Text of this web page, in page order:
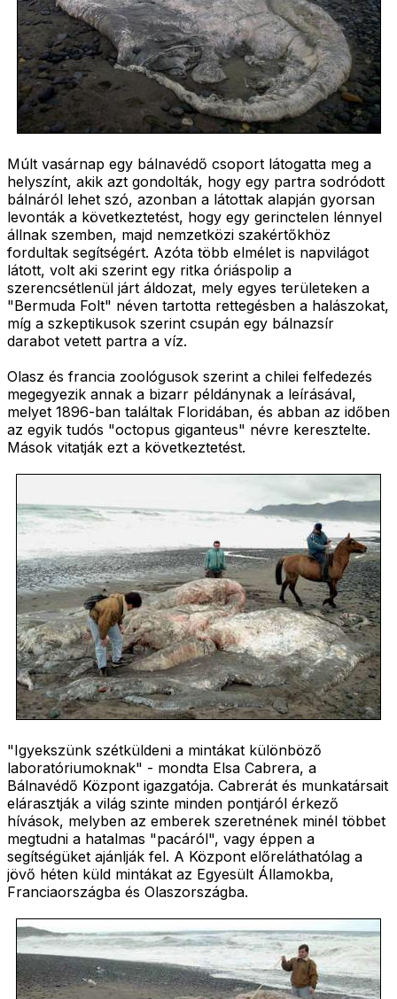
Múlt vasárnap egy bálnavédő csoport látogatta meg a
helyszínt, akik azt gondolták, hogy egy partra sodródott
bálnáról lehet szó, azonban a látottak alapján gyorsan
levonták a következtetést, hogy egy gerinctelen lénnyel
állnak szemben, majd nemzetközi szakértőkhöz
fordultak segítségért. Azóta több elmélet is napvilágot
látott, volt aki szerint egy ritka óriáspolip a
szerencsétlenül járt áldozat, mely egyes területeken a
"Bermuda Folt" néven tartotta rettegésben a halászokat,
míg a szkeptikusok szerint csupán egy bálnazsír
darabot vetett partra a víz.
Olasz és francia zoológusok szerint a chilei felfedezés
megegyezik annak a bizarr példánynak a leírásával,
melyet 1896-ban találtak Floridában, és abban az időben
az egyik tudós "octopus giganteus" névre keresztelte.
Mások vitatják ezt a következtetést.
"Igyekszünk szétküldeni a mintákat különböző
laboratóriumoknak" - mondta Elsa Cabrera, a
Bálnavédő Központ igazgatója. Cabrerát és munkatársait
elárasztják a világ szinte minden pontjáról érkező
hívások, melyben az emberek szeretnének minél többet
megtudni a hatalmas "pacáról", vagy éppen a
segítségüket ajánlják fel. A Központ előreláthatólag a
jövő héten küld mintákat az Egyesült Államokba,
Franciaországba és Olaszországba.